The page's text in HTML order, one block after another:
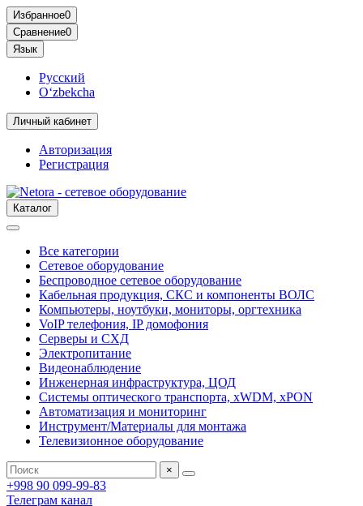
Избранное0
Сравнение0
Язык
Русский
O‘zbekcha
Личный кабинет
Авторизация
Регистрация
Каталог
Все категории
Сетевое оборудование
Беспроводное сетевое оборудование
Кабельная продукция, СКС и компоненты ВОЛС
Компьютеры, ноутбуки, мониторы, оргтехника
VoIP телефония, IP домофония
Серверы и СХД
Электропитание
Видеонаблюдение
Инженерная инфраструктура, ЦОД
Системы оптического транспорта, xWDM, xPON
Автоматизация и мониторинг
Инструмент/Материалы для монтажа
Телевизионное оборудование
×
+998 90 099-99-83
Телеграм канал